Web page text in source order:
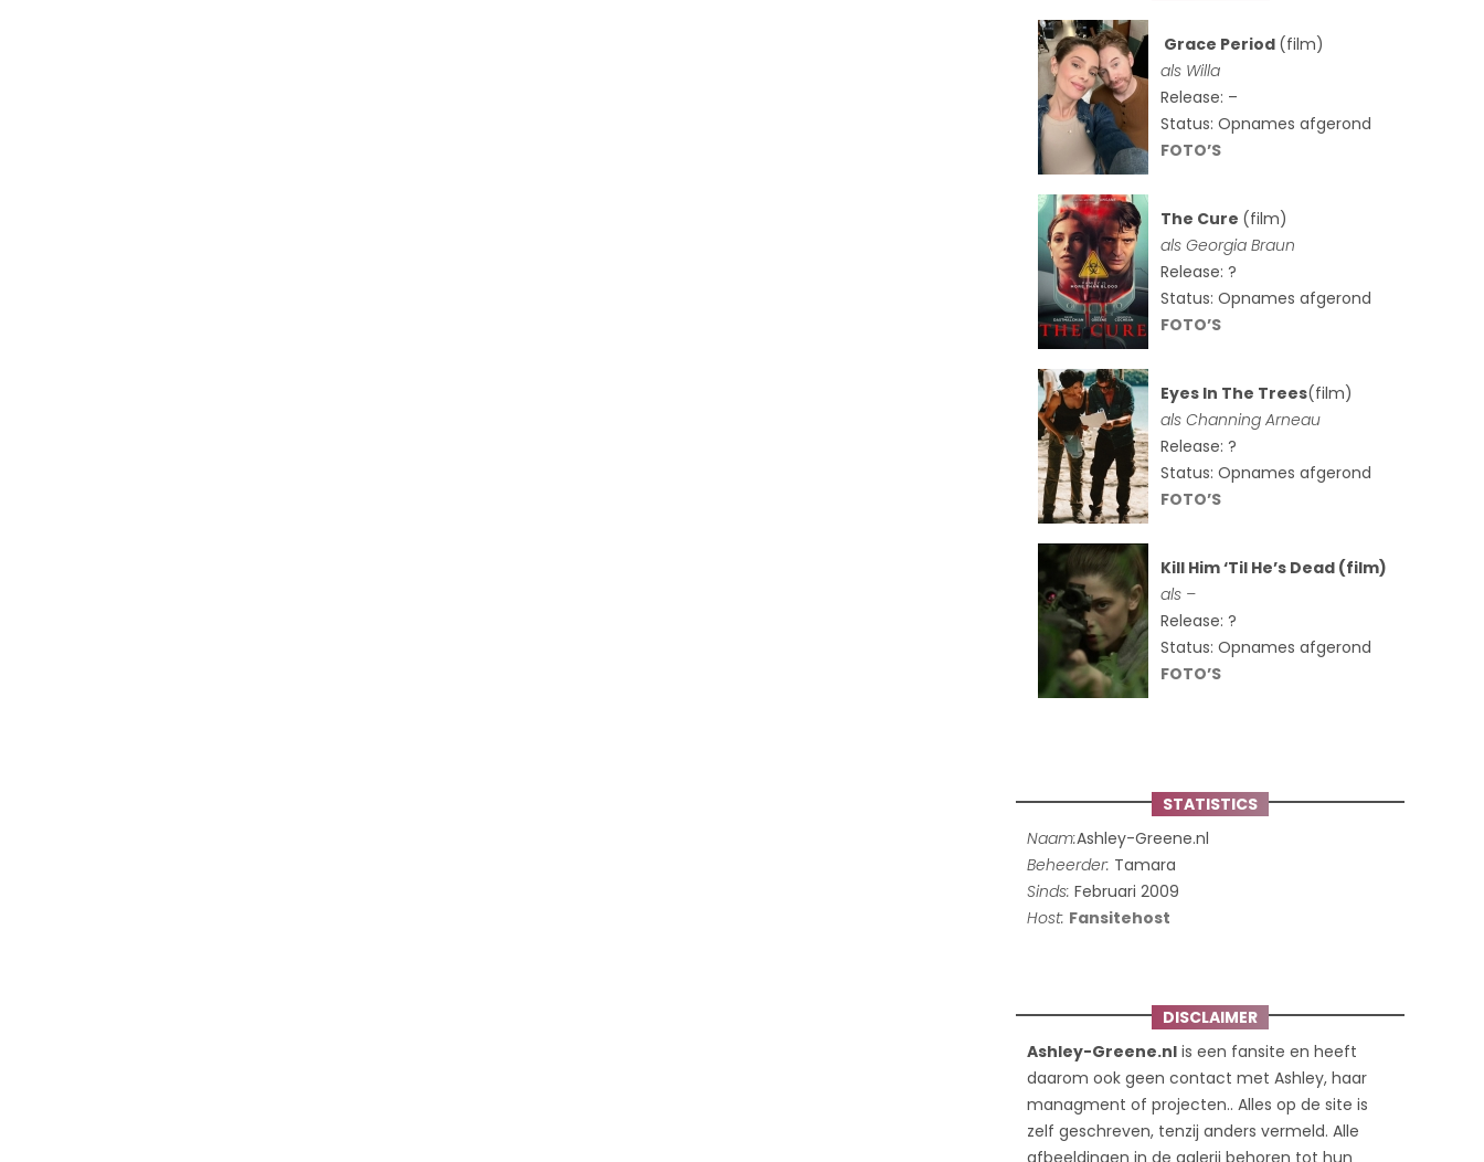
Grace Period (film)
als Willa
Release: –
Status: Opnames afgerond
FOTO’S
The Cure (film)
alsGeorgia Braun
Release: ?
Status: Opnames afgerond
FOTO’S
Eyes In The Trees(film)
als Channing Arneau
Release: ?
Status: Opnames afgerond
FOTO’S
Kill Him ‘Til He’s Dead (film)
als –
Release: ?
Status: Opnames afgerond
FOTO’S
STATISTICS
Naam:Ashley-Greene.nl
Beheerder: Tamara
Sinds: Februari 2009
Host: Fansitehost
DISCLAIMER
Ashley-Greene.nl is een fansite en heeft
daarom ook geen contact met Ashley, haar
managment of projecten.. Alles op de site is
zelf geschreven, tenzij anders vermeld. Alle
afbeeldingen in de galerij behoren tot hun